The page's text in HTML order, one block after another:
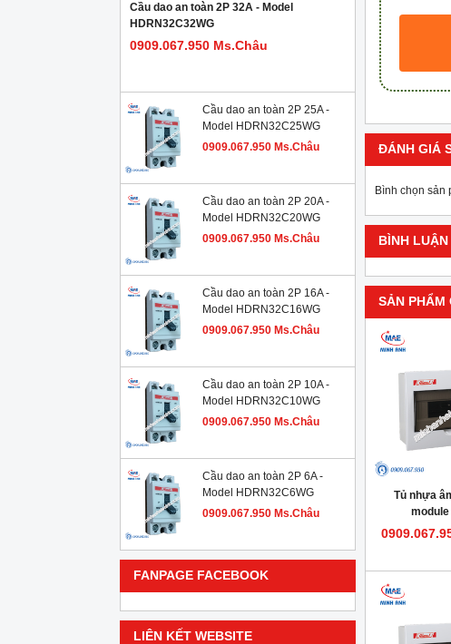
Cầu dao an toàn 2P 32A - Model
HDRN32C32WG
0909.067.950 Ms.Châu
Cầu dao an toàn 2P 25A -
Model HDRN32C25WG
0909.067.950 Ms.Châu
Cầu dao an toàn 2P 20A -
Model HDRN32C20WG
0909.067.950 Ms.Châu
Cầu dao an toàn 2P 16A -
Model HDRN32C16WG
0909.067.950 Ms.Châu
Cầu dao an toàn 2P 10A -
Model HDRN32C10WG
0909.067.950 Ms.Châu
Cầu dao an toàn 2P 6A -
Model HDRN32C6WG
0909.067.950 Ms.Châu
FANPAGE FACEBOOK
LIÊN KẾT WEBSITE
ĐÁNH GIÁ
Bình chọn sản
BÌNH LUẬN
SẢN PHẨM
Tủ nhựa
module